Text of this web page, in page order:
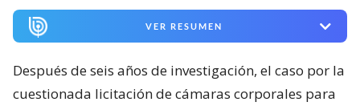
VER RESUMEN
Después de seis años de investigación, el caso por la
cuestionada licitación de cámaras corporales para